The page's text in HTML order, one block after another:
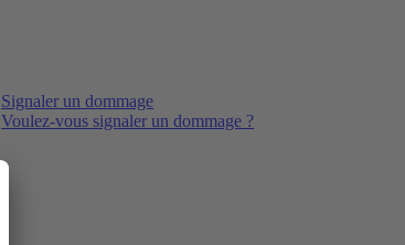
Signaler un dommage
Voulez-vous signaler un dommage ?